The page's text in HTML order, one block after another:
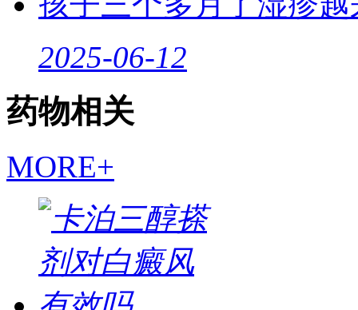
2025-06-12
药物相关
MORE+